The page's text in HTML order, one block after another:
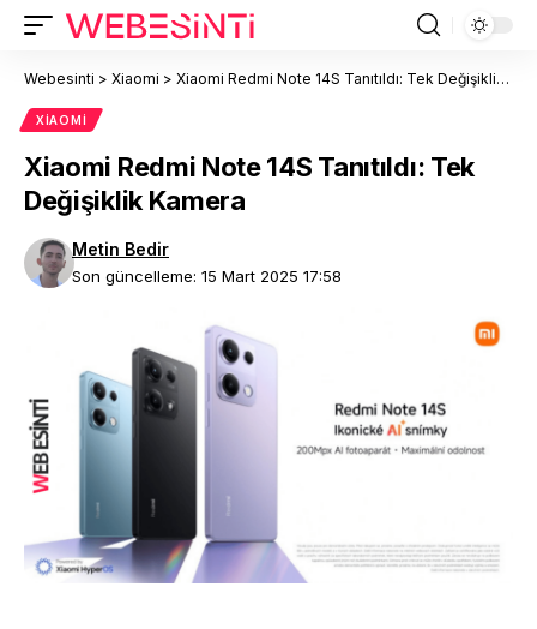
Webesinti > Xiaomi > Xiaomi Redmi Note 14S Tanıtıldı: Tek Değişiklik Kamera
XIAOMI
Xiaomi Redmi Note 14S Tanıtıldı: Tek
Değişiklik Kamera
Son güncelleme: 15 Mart 2025 17:58
Metin Bedir